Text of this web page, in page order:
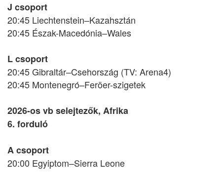
J csoport
20:45 Liechtenstein–Kazahsztán
20:45 Észak-Macedónia–Wales
L csoport
20:45 Gibraltár–Csehország (TV: Arena4)
20:45 Montenegró–Feröer-szigetek
2026-os vb selejtezők, Afrika
6. forduló
A csoport
20:00 Egyiptom–Sierra Leone